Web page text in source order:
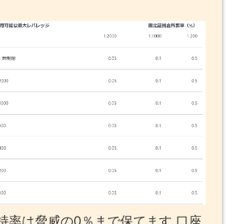
率は脅威の0％まで保てます 口座